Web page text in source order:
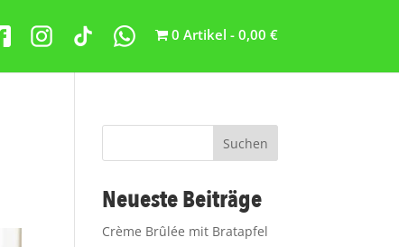
0 Artikel 0,00 €
Suchen
Neueste Beiträge
Crème Brûlée mit Bratapfel